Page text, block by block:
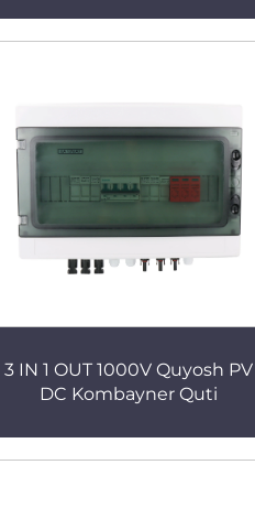
3 IN 1 OUT 1000V Quyosh PV
DC Kombayner Quti